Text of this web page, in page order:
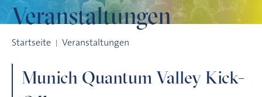
Veranstaltungen
Startseite Veranstaltungen
Munich Quantum Valley Kick-